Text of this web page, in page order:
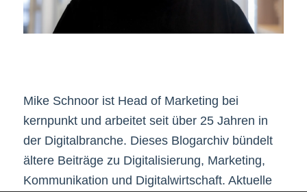
Mike Schnoor ist Head of Marketing bei
kernpunkt und arbeitet seit über 25 Jahren in
der Digitalbranche. Dieses Blogarchiv bündelt
ältere Beiträge zu Digitalisierung, Marketing,
Kommunikation und Digitalwirtschaft. Aktuelle